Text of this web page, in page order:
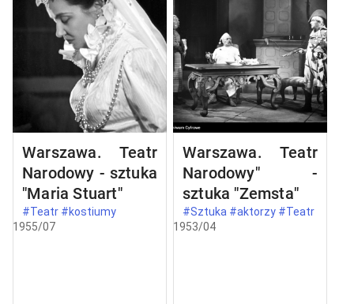
Warszawa. Teatr
Narodowy - sztuka
"Maria Stuart"
#Teatr #kostiumy
1955/07
Warszawa. Teatr
Narodowy" -
sztuka "Zemsta"
#Sztuka #aktorzy #Teatr
1953/04